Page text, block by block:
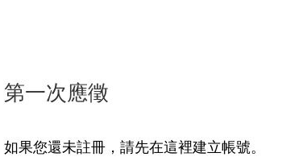
第一次應徵
如果您還未註冊，請先在這裡建立帳號。